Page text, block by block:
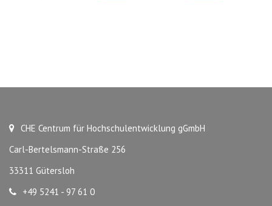
CHE Centrum für Hochschulentwicklung gGmbH
Carl-Bertelsmann-Straße 256
33311 Gütersloh
+49 5241 - 97 61 0